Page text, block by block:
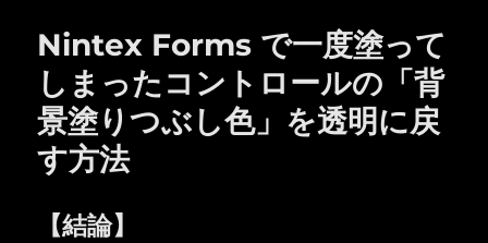
Nintex Forms で一度塗って
しまったコントロールの「背
景塗りつぶし色」を透明に戻
す方法
【結論】